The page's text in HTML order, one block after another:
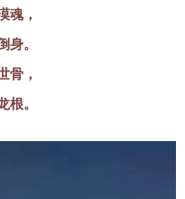
魂，
身。
骨，
根。